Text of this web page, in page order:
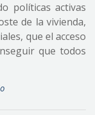
políticas activas
de la vivienda,
que el acceso
que todos